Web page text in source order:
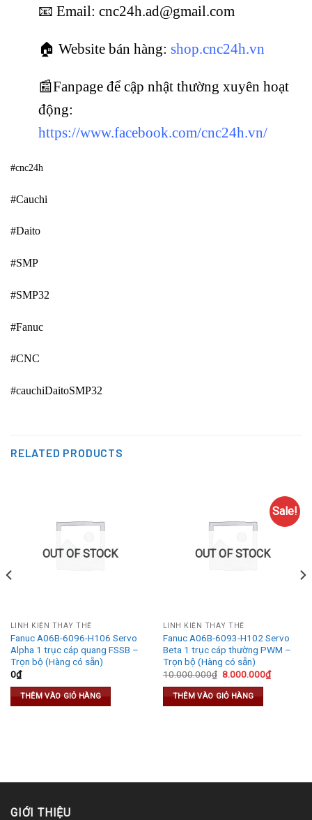
📧 Email: cnc24h.ad@gmail.com
🏠 Website bán hàng: shop.cnc24h.vn
📰Fanpage để cập nhật thường xuyên hoạt
động:
https://www.facebook.com/cnc24h.vn/
#cnc24h
#Cauchi
#Daito
#SMP
#SMP32
#Fanuc
#CNC
#cauchiDaitoSMP32
RELATED PRODUCTS
OUT OF STOCK
LINH KIỆN THAY THẾ
Fanuc A06B-6096-H106 Servo
Alpha 1 trục cáp quang FSSB –
Trọn bộ (Hàng có sẵn)
0₫
THÊM VÀO GIỎ HÀNG
Sale!
OUT OF STOCK
LINH KIỆN THAY THẾ
Fanuc A06B-6093-H102 Servo
Beta 1 trục cáp thường PWM –
Trọn bộ (Hàng có sẵn)
10.000.000₫ Original
was:
10.000.000₫.
8.000.000₫Current
price
THÊM VÀO GIỎ HÀNG
GIỚI THIỆU